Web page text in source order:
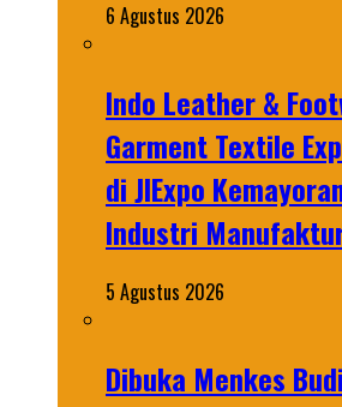
6 Agustus 2026
Indo Leather &
Garment Textile
di JIExpo
Industri
5 Agustus 2026
Dibuka Menkes